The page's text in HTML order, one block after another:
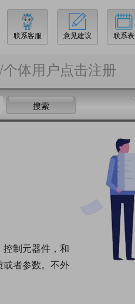
联系客服 意见建议 联系表
体用户点击注册
搜索
制元器件，和
者参数。不外